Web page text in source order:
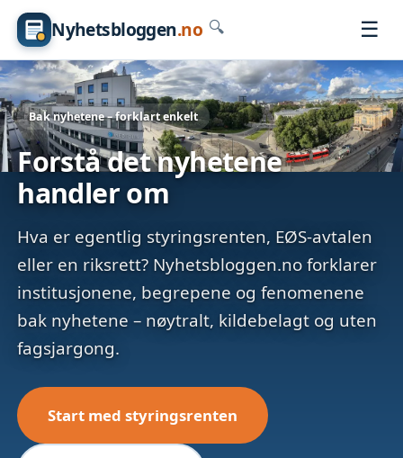
Nyhetsbloggen.no 🔍 ☰
Bak nyhetene – forklart enkelt
Forstå det nyhetene
handler om
Hva er egentlig styringsrenten, EØS-avtalen
eller en riksrett? Nyhetsbloggen.no forklarer
institusjonene, begrepene og fenomenene
bak nyhetene – nøytralt, kildebelagt og uten
fagsjargong.
Start med styringsrenten